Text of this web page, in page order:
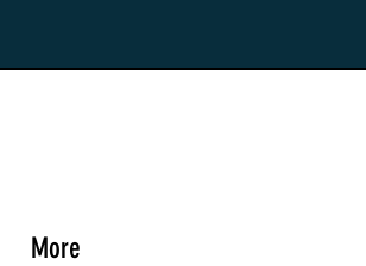
More